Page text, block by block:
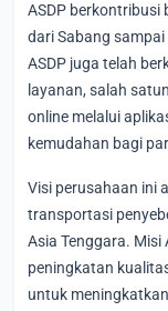
ASDP berkontribusi
dari Sabang
ASDP juga telah
layanan, salah
online melalui
kemudahan bagi
Visi perusahaan ini
transportasi
Asia Tenggara.
peningkatan
untuk